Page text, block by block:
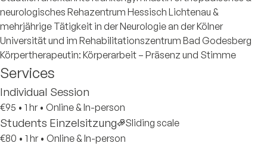
neurologisches Rehazentrum Hessisch Lichtenau &
mehrjährige Tätigkeit in der Neurologie an der Kölner
Universität und im Rehabilitationszentrum Bad Godesberg
Körpertherapeutin: Körperarbeit – Präsenz und Stimme
Services
Individual Session
€95 • 1 hr • Online & In-person
Students Einzelsitzung
Sliding scale
€80 • 1 hr • Online & In-person